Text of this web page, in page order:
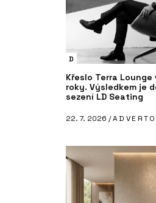
D
Křeslo Terra Lounge
roky. Výsledkem je
sezení LD Seating
22. 7. 2026 /